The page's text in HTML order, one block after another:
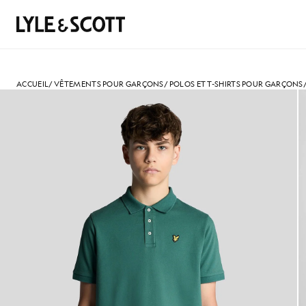
Rechercher
ACCUEIL/VÊTEMENTS POUR GARÇONS/ POLOS ET T-SHIRTS POUR GARÇONS